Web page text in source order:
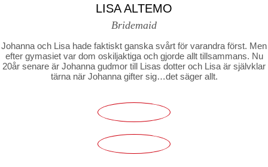
LISA ALTEMO
Bridemaid
Johanna och Lisa hade faktiskt ganska svårt för varandra först. Men
efter gymasiet var dom oskiljaktiga och gjorde allt tillsammans. Nu
20år senare är Johanna gudmor till Lisas dotter och Lisa är självklar
tärna när Johanna gifter sig…det säger allt.